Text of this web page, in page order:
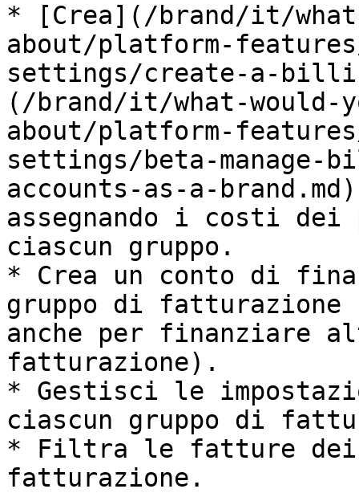
* [Crea](/brand/it/
about/platform-
settings/create-a-
(/brand/it/what-
about/platform-
settings/beta-manage-
accounts-as-a-
assegnando i costi dei
ciascun gruppo.
* Crea un conto di
gruppo di
anche per finanziare
fatturazione).
* Gestisci le
ciascun gruppo di
* Filtra le fatture dei
fatturazione.